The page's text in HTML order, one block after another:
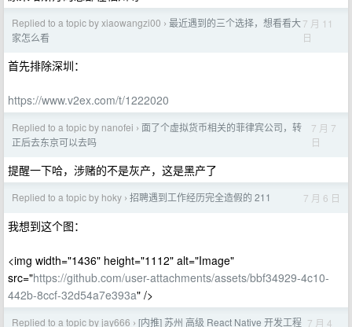
Replied to a topic by xiaowangzi00 › 最近遇到的三个选择，想看看大
家怎么看
7 月 11
日
首先排除深圳：
https://www.v2ex.com/t/1222020
Replied to a topic by nanofei › 面了个虚拟货币相关的菲律宾公司，转
正后去东京可以去吗
7 月 7
日
提醒一下哈，涉赌的不是灰产，这是黑产了
Replied to a topic by hoky › 招聘遇到工作经历完全造假的 211 7 月 6 日
我想到这个图：
<img width="1436" height="1112" alt="Image"
src="https://github.com/user-attachments/assets/bbf34929-4c10-
442b-8ccf-32d54a7e393a" />
Replied to a topic by jay666 › [内推] 苏州 高级 React Native 开发工程 7 月 4